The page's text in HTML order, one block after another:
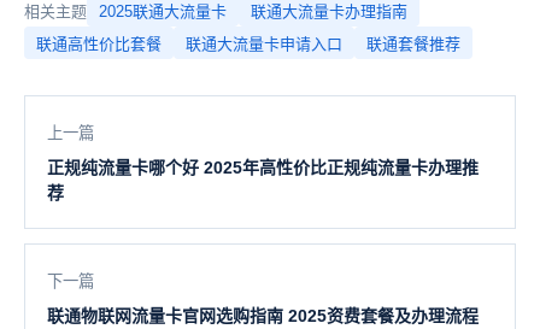
相关主题 2025联通大流量卡
联通大流量卡办理指南
联通高性价比套餐
联通大流量卡申请入口 联通套餐推荐
上一篇
正规纯流量卡哪个好 2025年高性价比正规纯流量卡办理推
荐
下一篇
联通物联网流量卡官网选购指南 2025资费套餐及办理流程